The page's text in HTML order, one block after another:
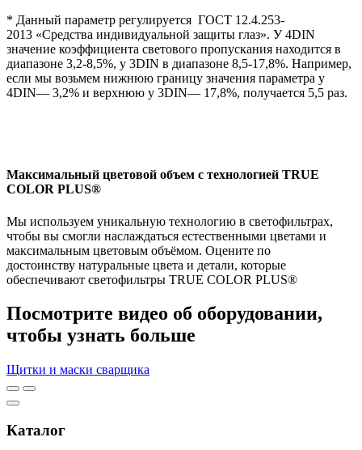
* Данный параметр регулируется ГОСТ 12.4.253-
2013 «Средства индивидуальной защиты глаз». У 4DIN
значение коэффициента светового пропускания находится в
диапазоне 3,2-8,5%, у 3DIN в диапазоне 8,5-17,8%. Например,
если мы возьмем нижнюю границу значения параметра у
4DIN— 3,2% и верхнюю у 3DIN— 17,8%, получается 5,5 раз.
Максимальный цветовой объем с технологией TRUE
COLOR PLUS®
Мы используем уникальную технологию в светофильтрах,
чтобы вы смогли наслаждаться естественными цветами и
максимальным цветовым объёмом. Оцените по
достоинству натуральные цвета и детали, которые
обеспечивают светофильтры TRUE COLOR PLUS®
Посмотрите видео об оборудовании,
чтобы узнать больше
Щитки и маски сварщика
Каталог